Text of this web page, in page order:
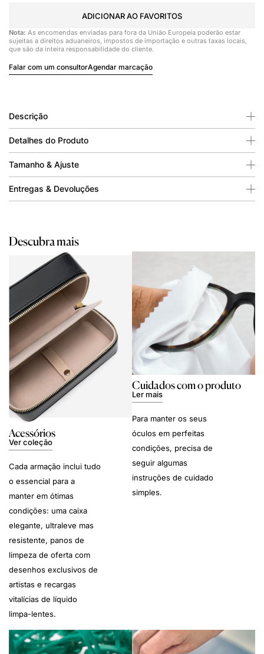
ADICIONAR AO FAVORITOS
Nota: As encomendas enviadas para fora da União Europeia poderão estar
sujeitas a direitos aduaneiros, impostos de importação e outras taxas locais,
que são da inteira responsabilidade do cliente.
Falar com um consultorAgendar marcação
Descrição
Detalhes do Produto
Tamanho & Ajuste
Entregas & Devoluções
Descubra mais
Acessórios
Ver coleção
Cada armação inclui tudo
o essencial para a
manter em ótimas
condições: uma caixa
elegante, ultraleve mas
resistente, panos de
limpeza de oferta com
desenhos exclusivos de
artistas e recargas
vitalícias de líquido
limpa-lentes.
Cuidados com o produto
Ler mais
Para manter os seus
óculos em perfeitas
condições, precisa de
seguir algumas
instruções de cuidado
simples.